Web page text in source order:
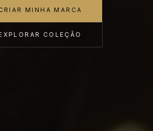
MINHA MARCA
COLEÇÃO